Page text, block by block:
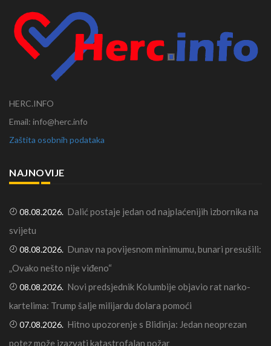
HERC.INFO
Email: info@herc.info
Zaštita osobnih podataka
NAJNOVIJE
08.08.2026. Dalić postaje jedan od najplaćenijih izbornika na
svijetu
08.08.2026. Dunav na povijesnom minimumu, bunari presušili:
„Ovako nešto nije viđeno“
08.08.2026. Novi predsjednik Kolumbije objavio rat narko-
kartelima: Trump šalje milijardu dolara pomoći
07.08.2026. Hitno upozorenje s Blidinja: Jedan neoprezan
potez može izazvati katastrofalan požar